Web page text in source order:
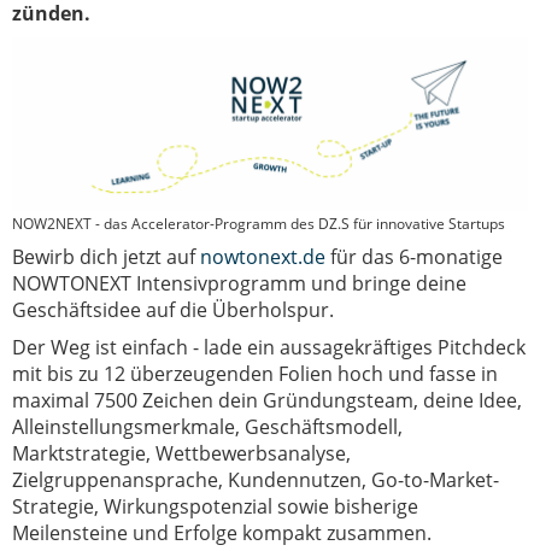
zünden.
NOW2NEXT - das Accelerator-Programm des DZ.S für innovative Startups
Bewirb dich jetztaufnowtonext.defür das 6-monatige
NOWTONEXT Intensivprogramm und bringe deine
Geschäftsidee auf die Überholspur.
Der Weg ist einfach - lade ein aussagekräftiges Pitchdeck
mit bis zu 12 überzeugenden Folien hoch und fasse in
maximal 7500 Zeichen dein Gründungsteam, deine Idee,
Alleinstellungsmerkmale, Geschäftsmodell,
Marktstrategie, Wettbewerbsanalyse,
Zielgruppenansprache, Kundennutzen, Go-to-Market-
Strategie, Wirkungspotenzial sowie bisherige
Meilensteine und Erfolge kompakt zusammen.